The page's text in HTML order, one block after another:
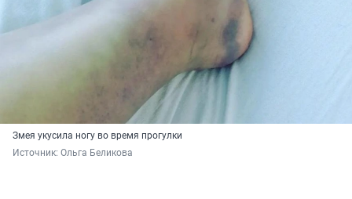
Змея укусила ногу во время прогулки
Источник: Ольга Беликова